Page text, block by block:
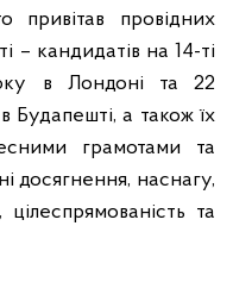
привітав провідних
– кандидатів на 14-ті
в Лондоні та 22
Будапешті, а також їх
грамотами та
досягнення, наснагу,
цілеспрямованість та